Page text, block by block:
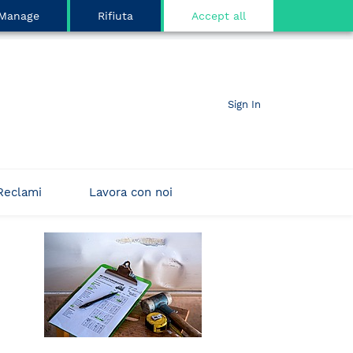
Rifiuta Accept all
Sign In
Lavora con noi